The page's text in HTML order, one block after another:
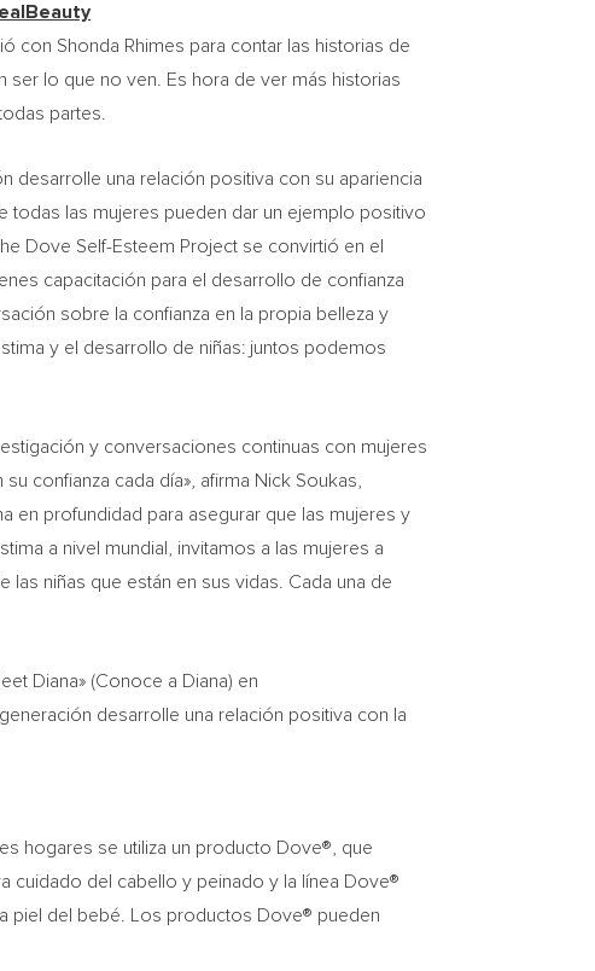
con Shonda Rhimes para contar las historias de
ser lo que no ven. Es hora de ver más historias
partes.
desarrolle una relación positiva con su apariencia
todas las mujeres pueden dar un ejemplo positivo
Dove Self-Esteem Project se convirtió en el
capacitación para el desarrollo de confianza
sobre la confianza en la propia belleza y
y el desarrollo de niñas: juntos podemos
y conversaciones continuas con mujeres
confianza cada día», afirma Nick Soukas
en profundidad para asegurar que las mujeres y
a nivel mundial, invitamos a las mujeres a
niñas que están en sus vidas. Cada una de
Diana» (Conoce a Diana) en
desarrolle una relación positiva con la
hogares se utiliza un producto Dove®, que
cuidado del cabello y peinado y la línea Dove®
piel del bebé. Los productos Dove® pueden